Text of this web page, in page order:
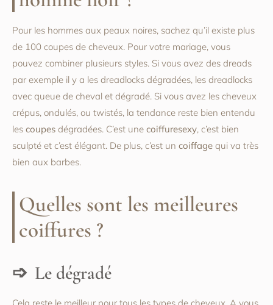
Pour les hommes aux peaux noires, sachez qu’il existe plus
de 100 coupes de cheveux. Pour votre mariage, vous
pouvez combiner plusieurs styles. Si vous avez des dreads
par exemple il y a les dreadlocks dégradées, les dreadlocks
avec queue de cheval et dégradé. Si vous avez les cheveux
crépus, ondulés, ou twistés, la tendance reste bien entendu
les coupes dégradées. C’est une coiffuresexy, c’est bien
sculpté et c’est élégant. De plus, c’est un coiffage qui va très
bien aux barbes.
Quelles sont les meilleures
coiffures ?
Le dégradé